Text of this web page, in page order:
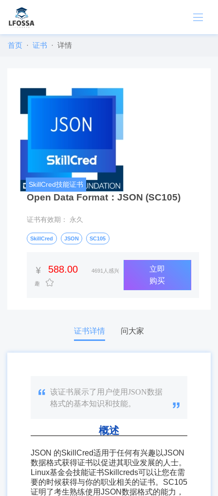
首页 证书 详情
SkillCred技能证书
Open Data Format：JSON (SC105)
证书有效期： 永久
SkillCred JSON SC105
588.00 4691人感兴
趣
立即
购买
证书详情 问大家
该证书展示了用户使用JSON数据
格式的基本知识和技能。
概述
JSON 的SkillCred适用于任何有兴趣以JSON
数据格式获得证书以促进其职业发展的人士。
Linux基金会技能证书Skillcreds可以让您在需
要的时候获得与你的职业相关的证书。SC105
证明了考生熟练使用JSON数据格式的能力，